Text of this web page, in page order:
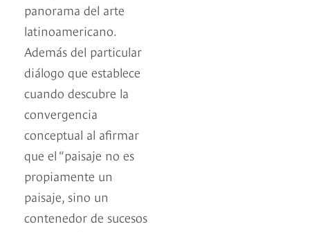
panorama del arte
latinoamericano.
Además del particular
diálogo que establece
cuando descubre la
convergencia
conceptual al afirmar
que el “paisaje no es
propiamente un
paisaje, sino un
contenedor de sucesos